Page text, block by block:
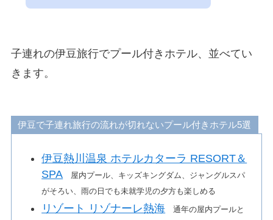
子連れの伊豆旅行でプール付きホテル、並べてい
きます。
伊豆で子連れ旅行の流れが切れないプール付きホテル5選
伊豆熱川温泉 ホテルカターラ RESORT＆
SPA 屋内プール、キッズキングダム、ジャングルスパ
がそろい、雨の日でも未就学児の夕方も楽しめる
リゾート リゾナーレ熱海 通年の屋内プールと